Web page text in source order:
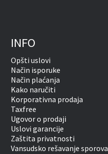
INFO
Opšti uslovi
Način isporuke
Način plaćanja
Kako naručiti
Korporativna prodaja
Taxfree
Ugovor o prodaji
Uslovi garancije
Zaštita privatnosti
Vansudsko rešavanje sporova